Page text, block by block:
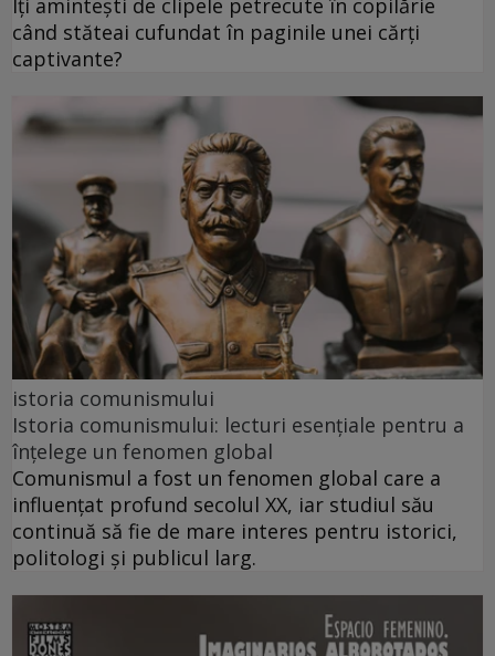
Îți amintești de clipele petrecute în copilărie
când stăteai cufundat în paginile unei cărți
captivante?
istoria comunismului
Istoria comunismului: lecturi esențiale pentru a
înțelege un fenomen global
Comunismul a fost un fenomen global care a
influențat profund secolul XX, iar studiul său
continuă să fie de mare interes pentru istorici,
politologi și publicul larg.